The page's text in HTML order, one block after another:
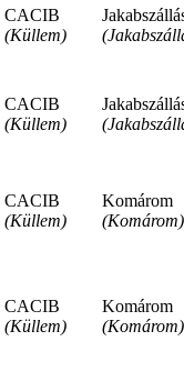
CACIB
(Küllem)
CACIB
(Küllem)
CACIB
(Küllem)
Komárom
(Komárom)
CACIB
(Küllem)
Komárom
(Komárom)